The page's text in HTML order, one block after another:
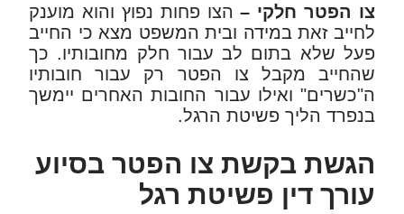
צו הפטר חלקי –הצו פחות נפוץ והוא מוענק
לחייב זאת במידה ובית המשפט מצא כי החייב
פעל שלא בתום לב עבור חלק מחובותיו. כך
שהחייב מקבל צו הפטר רק עבור חובותיו
ה"כשרים" ואילו עבור החובות האחרים יימשך
בנפרד הליך פשיטת הרגל.
הגשת בקשת צו הפטר בסיוע
עורך דין פשיטת רגל